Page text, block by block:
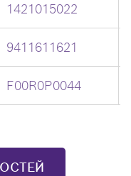
1421015022
9411611621
F00R0P0044